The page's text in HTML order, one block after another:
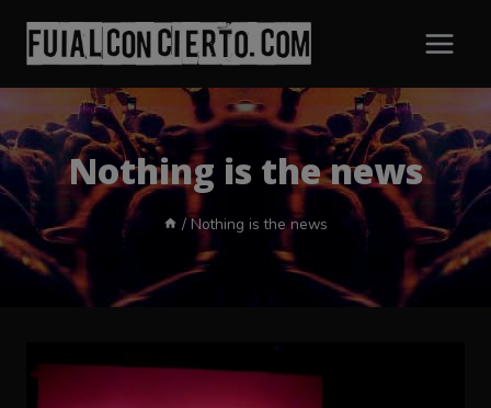
contenido
Nothing is the news
/ Nothing is the news